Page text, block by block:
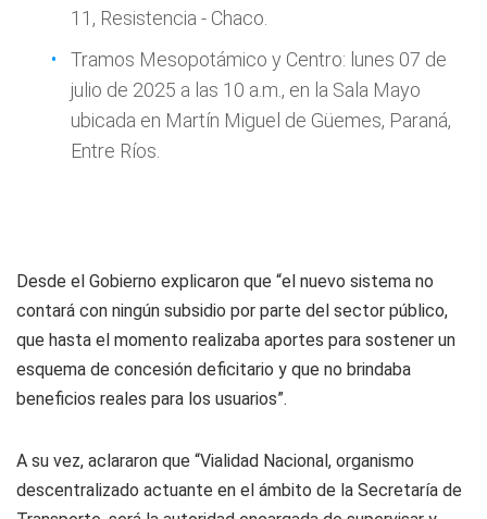
11, Resistencia - Chaco.
Tramos Mesopotámico y Centro: lunes 07 de
julio de 2025 a las 10 a.m., en la Sala Mayo
ubicada en Martín Miguel de Güemes, Paraná,
Entre Ríos.
Desde el Gobierno explicaron que “el nuevo sistema no
contará con ningún subsidio por parte del sector público,
que hasta el momento realizaba aportes para sostener un
esquema de concesión deficitario y que no brindaba
beneficios reales para los usuarios”.
A su vez, aclararon que “Vialidad Nacional, organismo
descentralizado actuante en el ámbito de la Secretaría de